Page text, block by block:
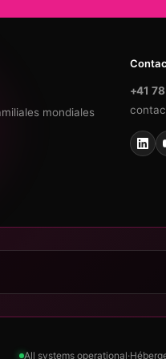
mondiales
+41
All systems operational·